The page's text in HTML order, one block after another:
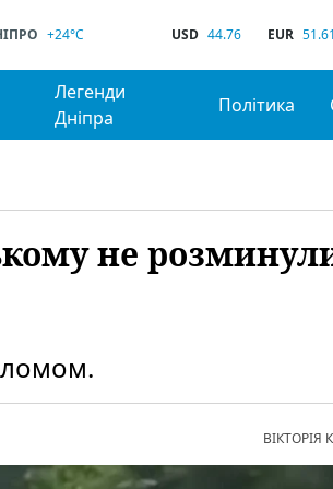
+24°C USD 44.76 EUR
Легенди
Дніпра
Політика
не